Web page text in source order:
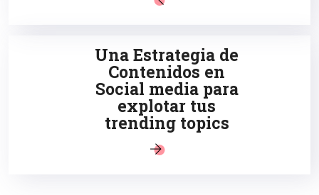
Una Estrategia de
Contenidos en
Social media para
explotar tus
trending topics